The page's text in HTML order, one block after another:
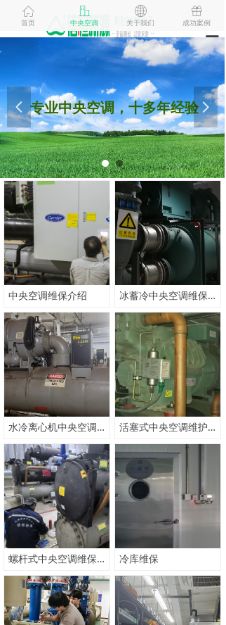
끀
专业中央空调，十多年经验
넳 넲
ꀇ
首页
ꀶ
中央空调
ꄓ
关于我们
ꁠ
成功案例
中央空调维保介绍 冰蓄冷中央空调维保有那些内容及方法介绍
水冷离心机中央空调机组维保冷凝器清洗方案 活塞式中央空调维护保养有那些内容与方法介绍
螺杆式中央空调维保有那些内容与方法？ 冷库维保